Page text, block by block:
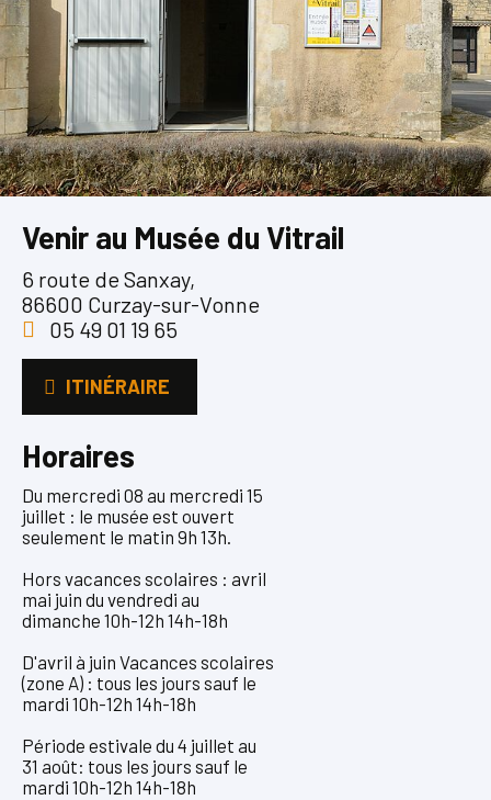
Venir au Musée du Vitrail
6 route de Sanxay,
86600 Curzay-sur-Vonne
05 49 01 19 65
ITINÉRAIRE
Horaires
Du mercredi 08 au mercredi 15
juillet : le musée est ouvert
seulement le matin 9h 13h.
Hors vacances scolaires : avril
mai juin du vendredi au
dimanche 10h-12h 14h-18h
D'avril à juin Vacances scolaires
(zone A) : tous les jours sauf le
mardi 10h-12h 14h-18h
Période estivale du 4 juillet au
31 août: tous les jours sauf le
mardi 10h-12h 14h-18h